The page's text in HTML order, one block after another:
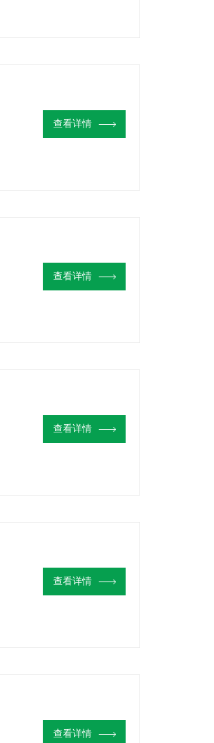
查看详情
查看详情
查看详情
查看详情
查看详情